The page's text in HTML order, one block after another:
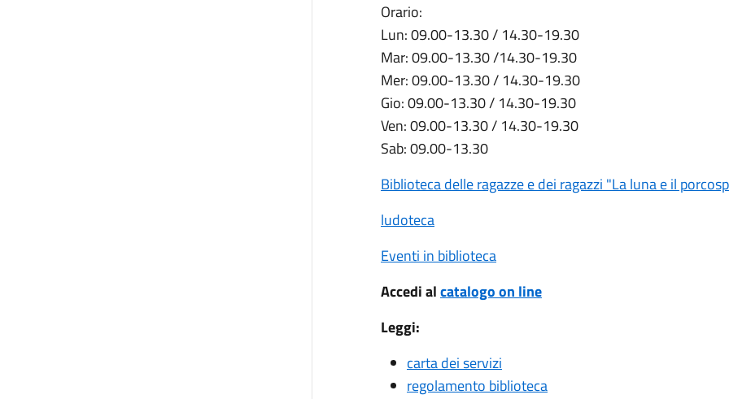
Orario:
Lun: 09.00-13.30 / 14.30-19.30
Mar: 09.00-13.30 /14.30-19.30
Mer: 09.00-13.30 / 14.30-19.30
Gio: 09.00-13.30 / 14.30-19.30
Ven: 09.00-13.30 / 14.30-19.30
Sab: 09.00-13.30
Biblioteca delle ragazze e dei ragazzi "La luna e il
ludoteca
Eventi in biblioteca
Accedi alcatalogo on line
Leggi:
carta dei servizi
regolamento biblioteca